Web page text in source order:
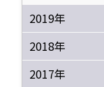
2019年
2018年
2017年